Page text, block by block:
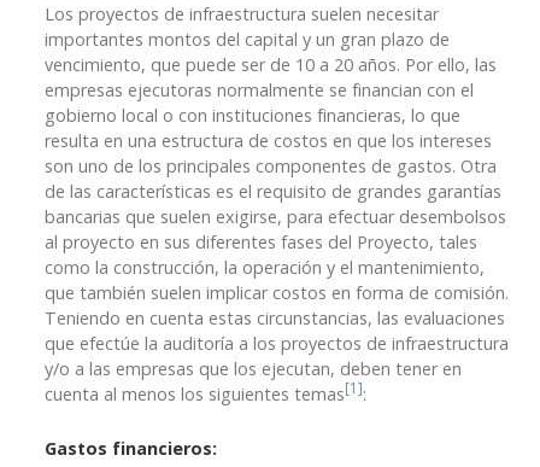
Los proyectos de infraestructura suelen necesitar
importantes montos del capital y un gran plazo de
vencimiento, que puede ser de 10 a 20 años. Por ello, las
empresas ejecutoras normalmente se financian con el
gobierno local o con instituciones financieras, lo que
resulta en una estructura de costos en que los intereses
son uno de los principales componentes de gastos. Otra
de las características es el requisito de grandes garantías
bancarias que suelen exigirse, para efectuar desembolsos
al proyecto en sus diferentes fases del Proyecto, tales
como la construcción, la operación y el mantenimiento,
que también suelen implicar costos en forma de comisión.
Teniendo en cuenta estas circunstancias, las evaluaciones
que efectúe la auditoría a los proyectos de infraestructura
y/o a las empresas que los ejecutan, deben tener en
cuenta al menos los siguientes temas[1]:
Gastos financieros: